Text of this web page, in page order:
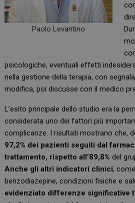
Paolo Levantino
psicologiche, eventuali effetti
nella gestione della terapia, con
modifica, poi discusse con il medico
L’esito principale dello studio era la
considerata uno dei fattori più
complicanze. I risultati mostrano che,
97,2% dei pazienti seguiti dal
trattamento, rispetto all’89,8% del
Anche gli altri indicatori clinici,
benzodiazepine, condizioni fisiche e
evidenziato differenze significative